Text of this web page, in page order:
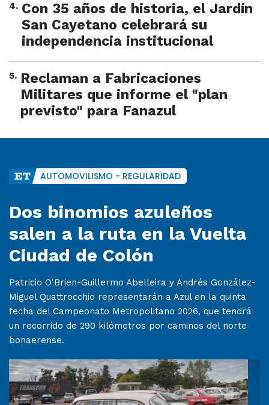
4. Con 35 años de historia, el Jardín
San Cayetano celebrará su
independencia institucional
5. Reclaman a Fabricaciones
Militares que informe el "plan
previsto" para Fanazul
AUTOMOVILISMO - REGULARIDAD
Dos binomios azuleños
salen a la ruta en la Vuelta
Ciudad de Colón
Patricio O'Brien-Guillermo Abelleira y Andrés González-
Miguel Quattrocchio representarán a Azul en la quinta
fecha del Campeonato Metropolitano 2026, que tendrá
un recorrido de 290 kilómetros por caminos del norte
bonaerense.